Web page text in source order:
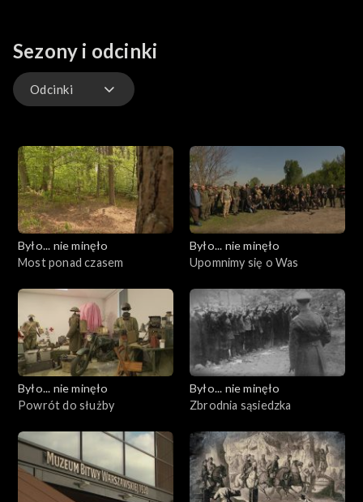
lokalne legendy.
Sezony i odcinki
Odcinki
Było... nie minęło
Most ponad czasem
Było... nie minęło
Upomnimy się o Was
Było... nie minęło
Powrót do służby
Było... nie minęło
Zbrodnia sąsiedzka